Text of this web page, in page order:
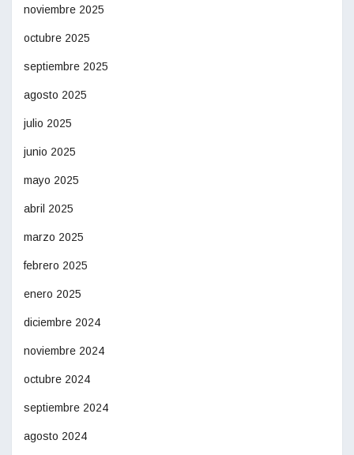
noviembre 2025
octubre 2025
septiembre 2025
agosto 2025
julio 2025
junio 2025
mayo 2025
abril 2025
marzo 2025
febrero 2025
enero 2025
diciembre 2024
noviembre 2024
octubre 2024
septiembre 2024
agosto 2024